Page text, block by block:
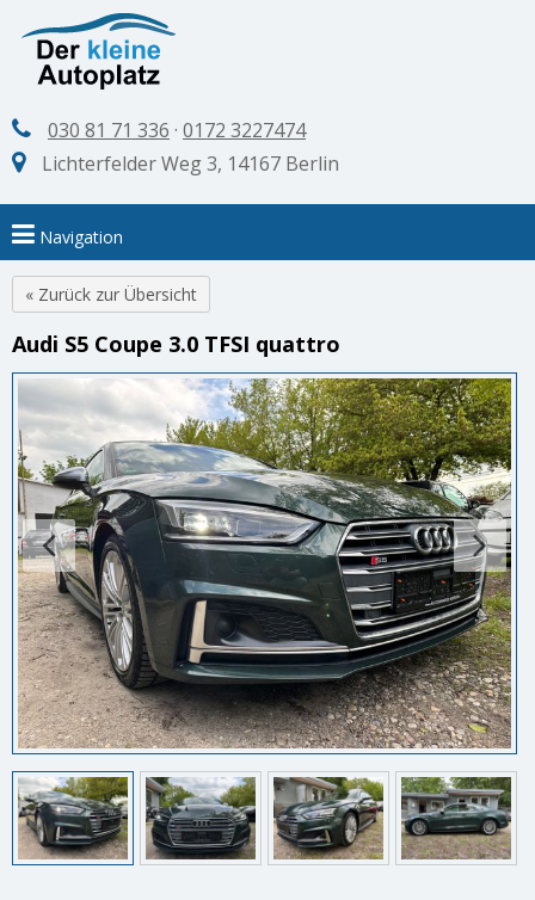
030 81 71 336 · 0172 3227474
Lichterfelder Weg 3, 14167 Berlin
Navigation
« Zurück zur Übersicht
Audi S5 Coupe 3.0 TFSI quattro